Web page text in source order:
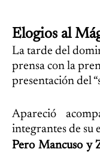
Elogios al
La tarde del
prensa con la
presentación del
Apareció
integrantes de su
Pero Mancuso y